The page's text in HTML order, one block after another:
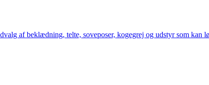
af beklædning, telte, soveposer, kogegrej og udstyr som